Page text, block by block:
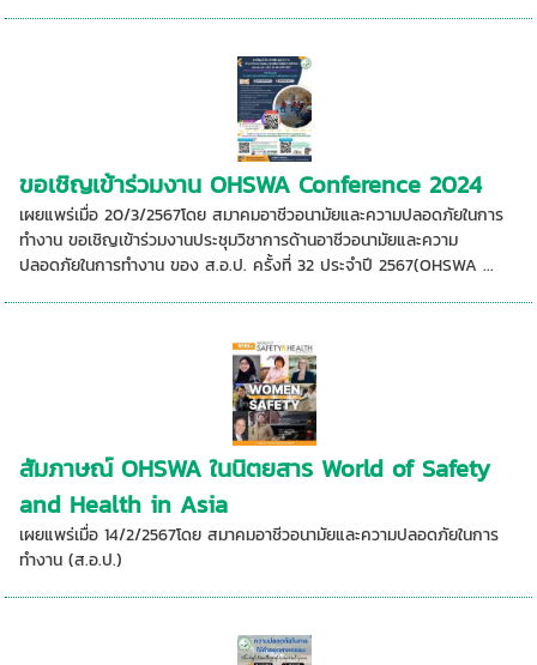
ขอเชิญเข้าร่วมงาน OHSWA Conference 2024
เผยแพร่เมื่อ 20/3/2567โดย สมาคมอาชีวอนามัยและความปลอดภัยในการ
ทำงาน ขอเชิญเข้าร่วมงานประชุมวิชาการด้านอาชีวอนามัยและความ
ปลอดภัยในการทำงาน ของ ส.อ.ป. ครั้งที่ 32 ประจำปี 2567(OHSWA ...
สัมภาษณ์ OHSWA ในนิตยสาร World of Safety
and Health in Asia
เผยแพร่เมื่อ 14/2/2567โดย สมาคมอาชีวอนามัยและความปลอดภัยในการ
ทำงาน (ส.อ.ป.)